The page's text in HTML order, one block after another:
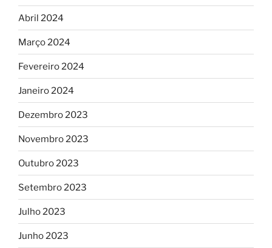
Abril 2024
Março 2024
Fevereiro 2024
Janeiro 2024
Dezembro 2023
Novembro 2023
Outubro 2023
Setembro 2023
Julho 2023
Junho 2023